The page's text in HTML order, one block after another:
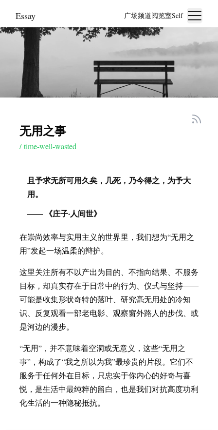
Essay 广场频道阅览室Self
无用之事
/time-well-wasted
且予求无所可用久矣，几死，乃今得之，为予大
用。
—— 《庄子·人间世》
在崇尚效率与实用主义的世界里，我们想为“无用之
用”发起一场温柔的辩护。
这里关注所有不以产出为目的、不指向结果、不服务
目标，却真实存在于日常中的行为、仪式与坚持——
可能是收集形状奇特的落叶、研究毫无用处的冷知
识、反复观看一部老电影、观察窗外路人的步伐、或
是河边的漫步。
“无用”，并不意味着空洞或无意义，这些“无用之
事”，构成了“我之所以为我”最珍贵的片段。它们不
服务于任何外在目标，只忠实于你内心的好奇与喜
悦，是生活中最纯粹的留白，也是我们对抗高度功利
化生活的一种隐秘抵抗。